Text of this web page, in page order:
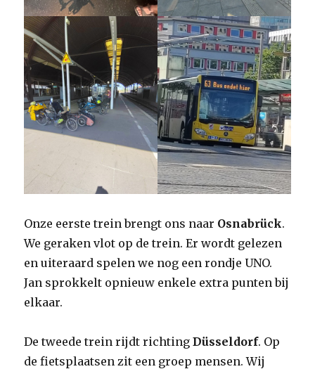
Onze eerste trein brengt ons naar Osnabrück.
We geraken vlot op de trein. Er wordt gelezen
en uiteraard spelen we nog een rondje UNO.
Jan sprokkelt opnieuw enkele extra punten bij
elkaar.
De tweede trein rijdt richtingDüsseldorf. Op
de fietsplaatsen zit een groep mensen. Wij